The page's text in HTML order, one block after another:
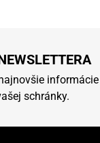
schránky.